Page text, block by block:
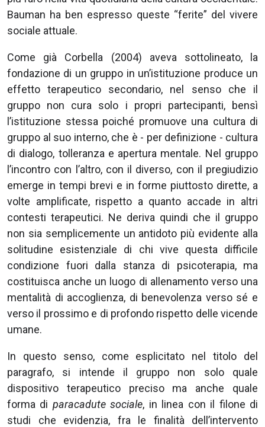
Bauman ha ben espresso queste “ferite” del vivere
sociale attuale.
Come già Corbella (2004) aveva sottolineato, la
fondazione di un gruppo in un’istituzione produce un
effetto terapeutico secondario, nel senso che il
gruppo non cura solo i propri partecipanti, bensì
l’istituzione stessa poiché promuove una cultura di
gruppo al suo interno, che è - per definizione - cultura
di dialogo, tolleranza e apertura mentale. Nel gruppo
l’incontro con l’altro, con il diverso, con il pregiudizio
emerge in tempi brevi e in forme piuttosto dirette, a
volte amplificate, rispetto a quanto accade in altri
contesti terapeutici. Ne deriva quindi che il gruppo
non sia semplicemente un antidoto più evidente alla
solitudine esistenziale di chi vive questa difficile
condizione fuori dalla stanza di psicoterapia, ma
costituisca anche un luogo di allenamento verso una
mentalità di accoglienza, di benevolenza verso sé e
verso il prossimo e di profondo rispetto delle vicende
umane.
In questo senso, come esplicitato nel titolo del
paragrafo, si intende il gruppo non solo quale
dispositivo terapeutico preciso ma anche quale
forma di paracadute sociale, in linea con il filone di
studi che evidenzia, fra le finalità dell’intervento